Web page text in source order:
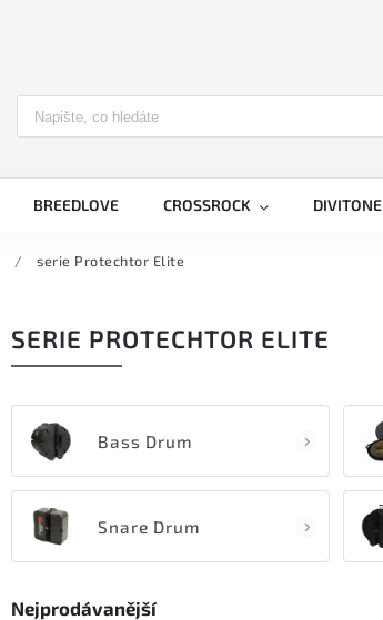
BREEDLOVE CROSSROCK DIVITONE
/ serie Protechtor Elite
SERIE PROTECHTOR ELITE
Bass Drum
Snare Drum
Nejprodávanější